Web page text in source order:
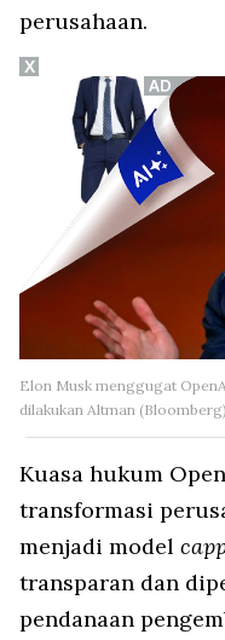
perusahaan.
Elon Musk menggugat
dilakukan Altman (Bloomberg)
Kuasa hukum
transformasi
menjadi model
transparan dan
pendanaan
X